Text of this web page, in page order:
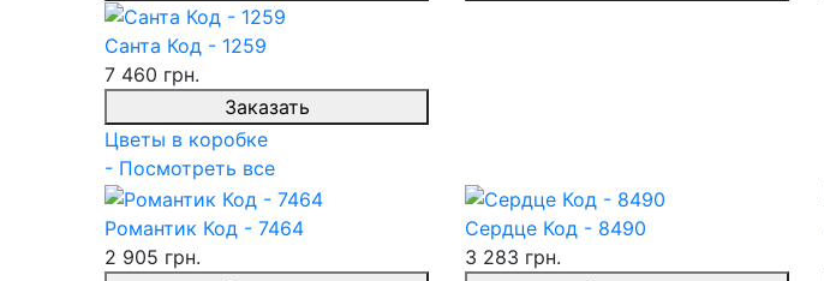
Санта Код - 1259
7 460 грн.
Заказать
Цветы в коробке
- Посмотреть все
Романтик Код - 7464
2 905 грн.
Сердце Код - 8490
3 283 грн.